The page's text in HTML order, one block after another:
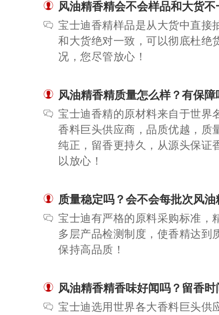
风油精香精会不会样品和大货不
宝士迪香精样品是从大货中直接
和大货绝对一致，可以彻底杜绝
况，您尽管放心！
风油精香精质量怎么样？有保障
宝士迪香精的原材料来自于世界
香料巨头供应商，品质优越，质
纯正，留香更持久，从源头保证
以放心！
质量稳定吗？会不会每批次风
宝士迪有严格的原料采购标准，
多层产品检测制度，使香精达到
保持高品质！
风油精香精香味好闻吗？留香
宝士迪选用世界各大香料巨头供